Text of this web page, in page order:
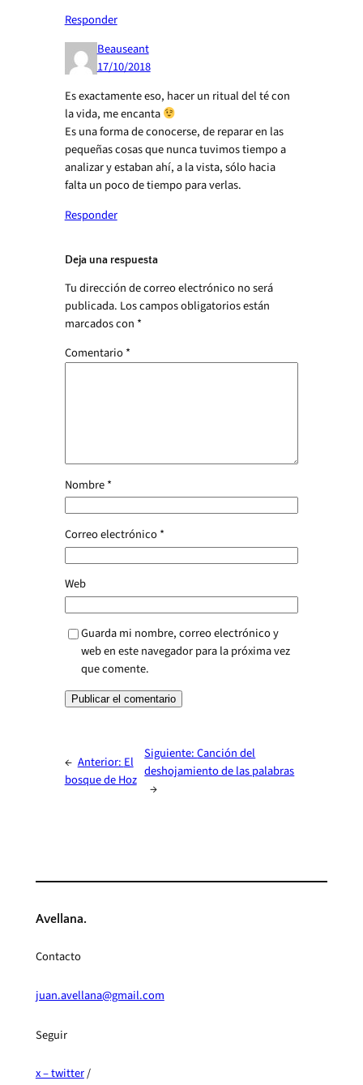
Responder
Beauseant
17/10/2018
Es exactamente eso, hacer un ritual del té con
la vida, me encanta
Es una forma de conocerse, de reparar en las
pequeñas cosas que nunca tuvimos tiempo a
analizar y estaban ahí, a la vista, sólo hacia
falta un poco de tiempo para verlas.
Responder
Deja una respuesta
Tu dirección de correo electrónico no será
publicada. Los campos obligatorios están
marcados con *
Comentario*
Nombre*
Correo electrónico*
Web
Guarda mi nombre, correo electrónico y
web en este navegador para la próxima vez
que comente.
← Anterior:El
bosque de Hoz
Siguiente:Canción del
deshojamiento de las palabras
→
Avellana.
Contacto
juan.avellana@gmail.com
Seguir
x – twitter/